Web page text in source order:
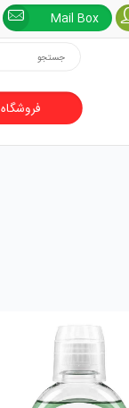
Mail Box
فروشگاه